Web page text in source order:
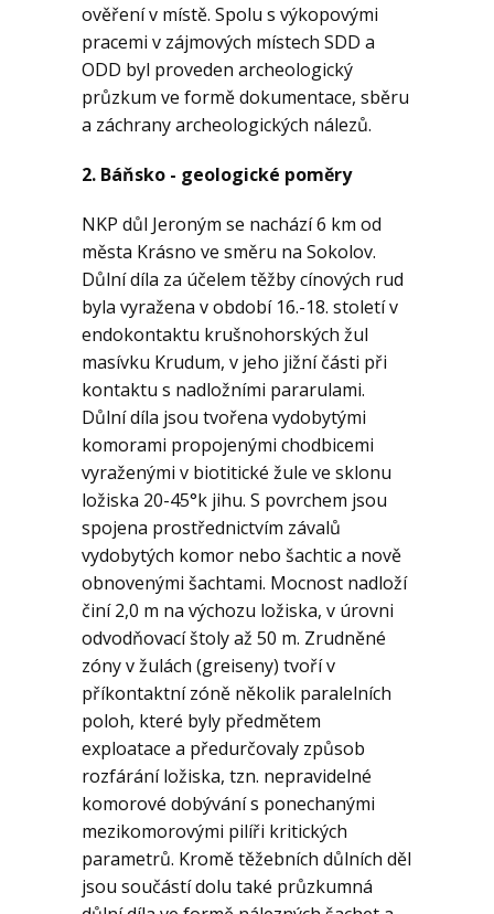
ověření v místě. Spolu s výkopovými
pracemi v zájmových místech SDD a
ODD byl proveden archeologický
průzkum ve formě dokumentace, sběru
a záchrany archeologických nálezů.
2. Báňsko - geologické poměry
NKP důl Jeroným se nachází 6 km od
města Krásno ve směru na Sokolov.
Důlní díla za účelem těžby cínových rud
byla vyražena v období 16.-18. století v
endokontaktu krušnohorských žul
masívku Krudum, v jeho jižní části při
kontaktu s nadložními pararulami.
Důlní díla jsou tvořena vydobytými
komorami propojenými chodbicemi
vyraženými v biotitické žule ve sklonu
ložiska 20-45°k jihu. S povrchem jsou
spojena prostřednictvím závalů
vydobytých komor nebo šachtic a nově
obnovenými šachtami. Mocnost nadloží
činí 2,0 m na výchozu ložiska, v úrovni
odvodňovací štoly až 50 m. Zrudněné
zóny v žulách (greiseny) tvoří v
příkontaktní zóně několik paralelních
poloh, které byly předmětem
exploatace a předurčovaly způsob
rozfárání ložiska, tzn. nepravidelné
komorové dobývání s ponechanými
mezikomorovými pilíři kritických
parametrů. Kromě těžebních důlních děl
jsou součástí dolu také průzkumná